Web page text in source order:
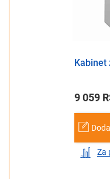
Kabinet
9 059
Za